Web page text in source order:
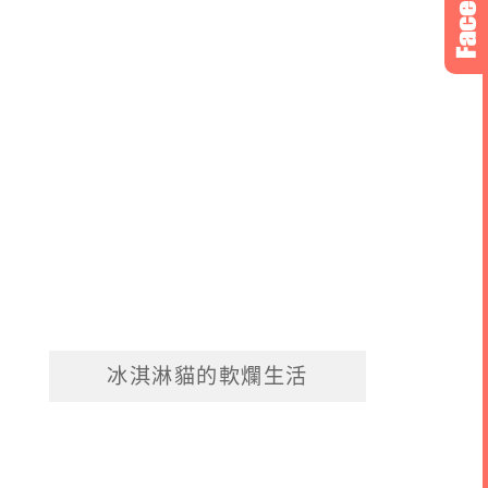
冰淇淋貓的軟爛生活